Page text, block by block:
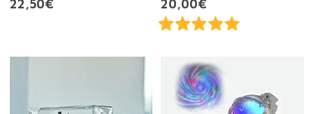
22,50€
20,00€